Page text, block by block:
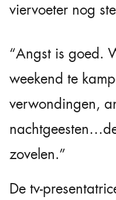
viervoeter nog
“Angst is goed.
weekend te
verwondingen,
zovelen.”
De tv-